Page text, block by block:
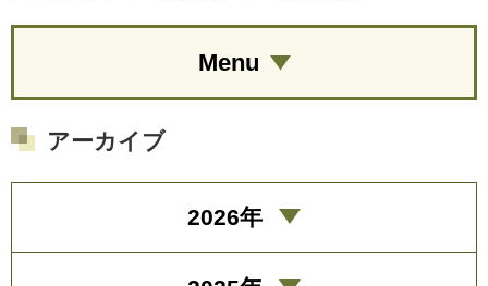
Menu
アーカイブ
2026年